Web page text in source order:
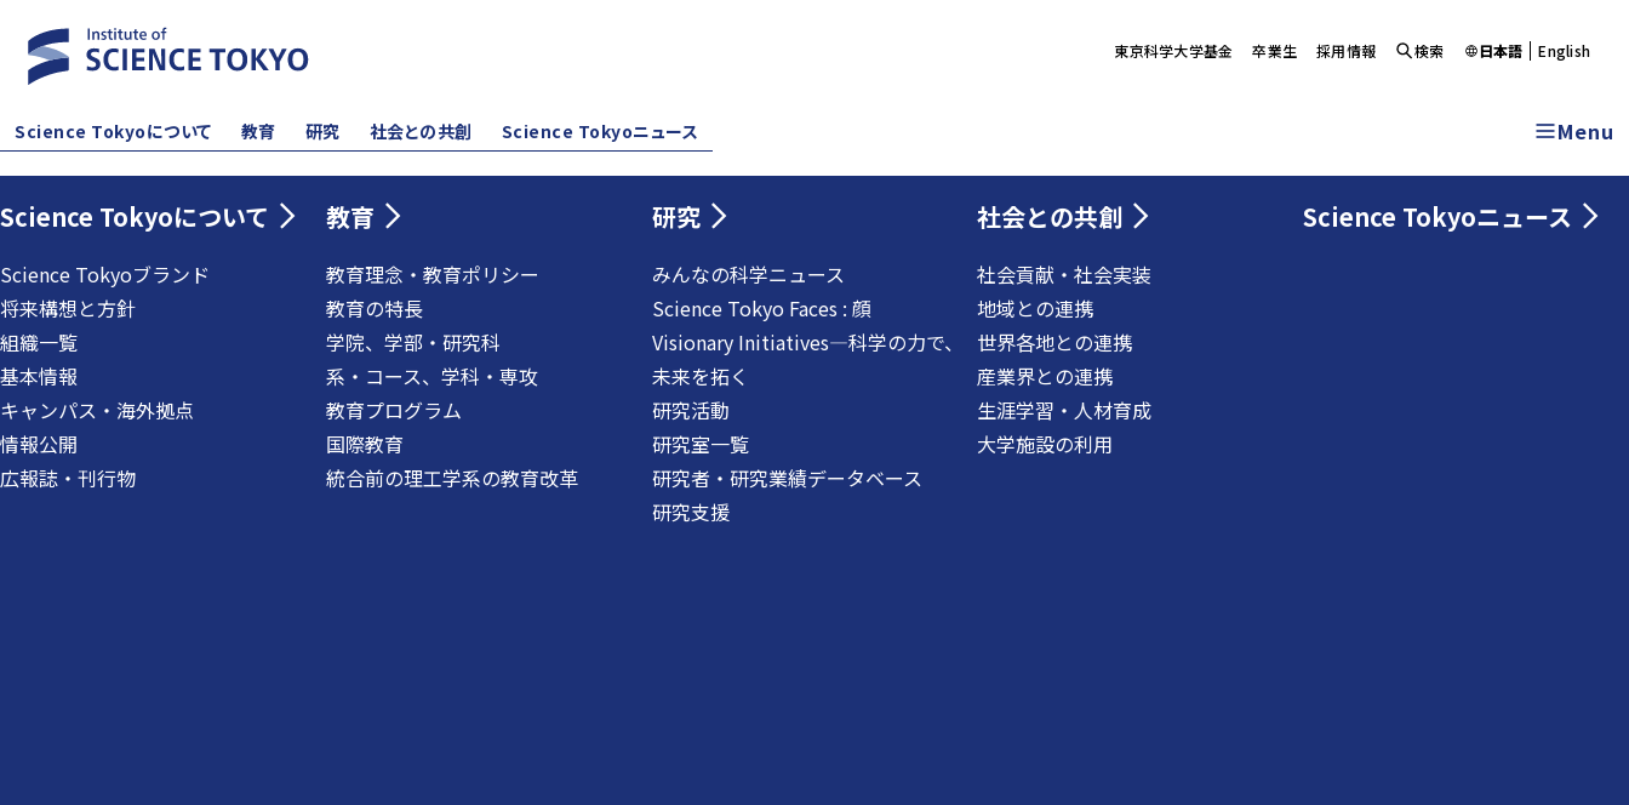
Science Tokyoについて 教育 研究 社会との共創 Science Tokyoニュース Menu
Science Tokyoについて
Science Tokyoブランド
将来構想と方針
組織一覧
基本情報
キャンパス・海外拠点
情報公開
広報誌・刊行物
教育
教育理念・教育ポリシー
教育の特長
学院、学部・研究科
系・コース、学科・専攻
教育プログラム
国際教育
統合前の理工学系の教育改革
研究
みんなの科学ニュース
Science Tokyo Faces : 顔
Visionary Initiatives―科学の力で、
未来を拓く
研究活動
研究室一覧
研究者・研究業績データベース
研究支援
社会との共創
社会貢献・社会実装
地域との連携
世界各地との連携
産業界との連携
生涯学習・人材育成
大学施設の利用
Science Tokyoニュース
東京科学大学基金 卒業生 採用情報 検索 日本語 English